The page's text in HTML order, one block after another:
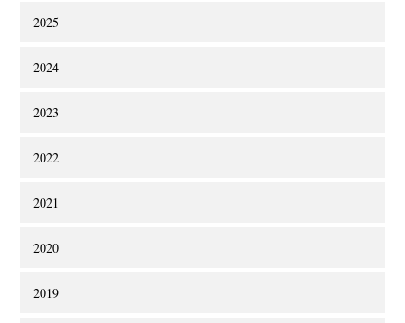
2025
2024
2023
2022
2021
2020
2019